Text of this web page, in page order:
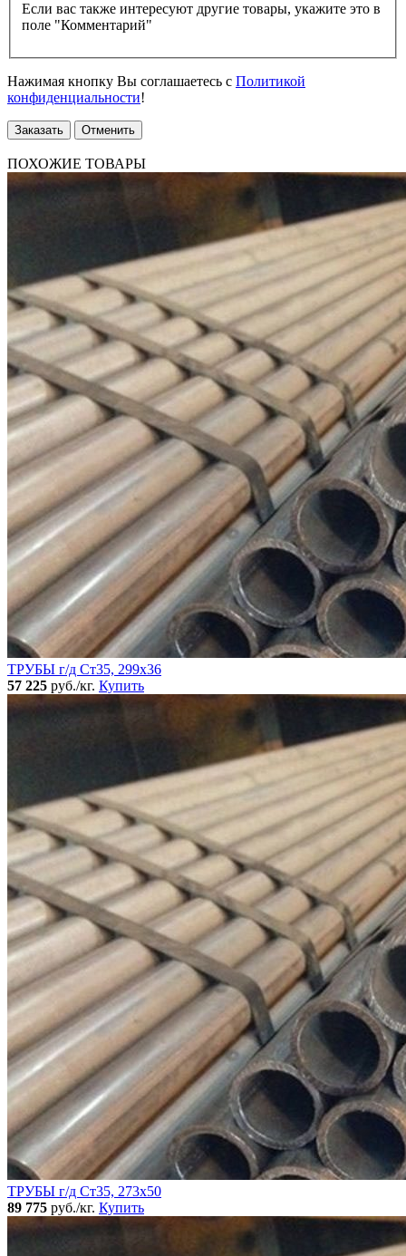
Если вас также интересуют другие товары, укажите это в
поле "Комментарий"
Нажимая кнопку Вы соглашаетесь с Политикой
конфиденциальности!
Заказать Отменить
ПОХОЖИЕ ТОВАРЫ
ТРУБЫ г/д Ст35, 299х36
57 225 руб./кг. Купить
ТРУБЫ г/д Ст35, 273х50
89 775 руб./кг. Купить